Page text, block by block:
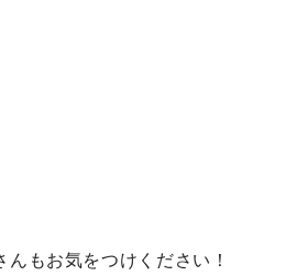
もお気をつけください！